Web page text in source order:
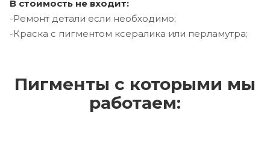
В стоимость не входит:
-Ремонт детали если необходимо;
-Краска с пигментом ксералика или перламутра;
Пигменты с которыми мы
работаем: